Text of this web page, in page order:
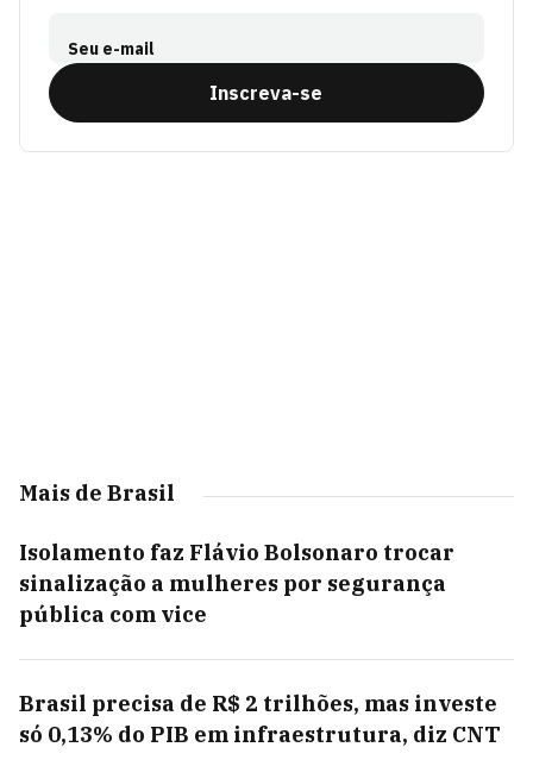
Seu e-mail
Inscreva-se
Mais de Brasil
Isolamento faz Flávio Bolsonaro trocar
sinalização a mulheres por segurança
pública com vice
Brasil precisa de R$ 2 trilhões, mas investe
só 0,13% do PIB em infraestrutura, diz CNT